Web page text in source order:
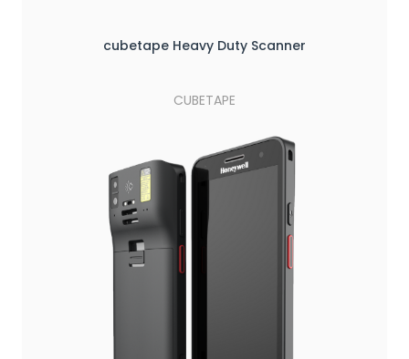
cubetape Heavy Duty Scanner
CUBETAPE